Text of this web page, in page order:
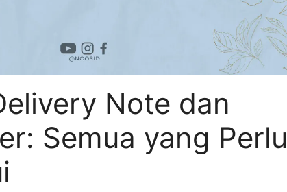
Note dan
Semua yang Perlu